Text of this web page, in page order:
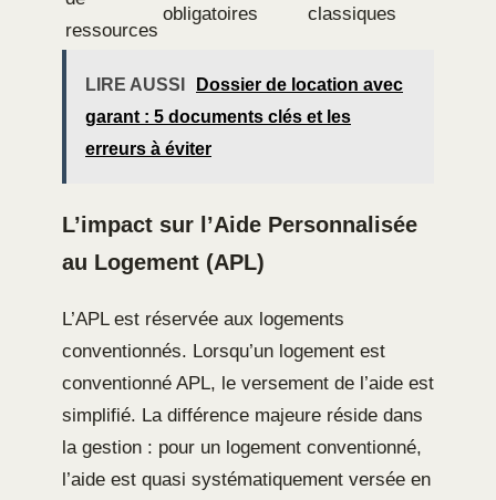
ressources
obligatoires
classiques
LIRE AUSSI
Dossier de location avec
garant : 5 documents clés et les
erreurs à éviter
L’impact sur l’Aide Personnalisée
au Logement (APL)
L’APL est réservée aux logements
conventionnés. Lorsqu’un logement est
conventionné APL, le versement de l’aide est
simplifié. La différence majeure réside dans
la gestion : pour un logement conventionné,
l’aide est quasi systématiquement versée en